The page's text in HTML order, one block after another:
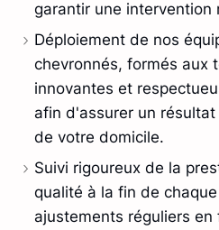
garantir une intervention
Déploiement de nos
chevronnés, formés aux
innovantes et
afin d'assurer un
de votre domicile.
Suivi rigoureux de la
qualité à la fin de
ajustements réguliers